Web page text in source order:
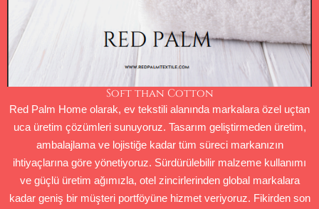
Soft than Cotton
Red Palm Home olarak, ev tekstili alanında markalara özel uçtan
uca üretim çözümleri sunuyoruz. Tasarım geliştirmeden üretim,
ambalajlama ve lojistiğe kadar tüm süreci markanızın
ihtiyaçlarına göre yönetiyoruz. Sürdürülebilir malzeme kullanımı
ve güçlü üretim ağımızla, otel zincirlerinden global markalara
kadar geniş bir müşteri portföyüne hizmet veriyoruz. Fikirden son